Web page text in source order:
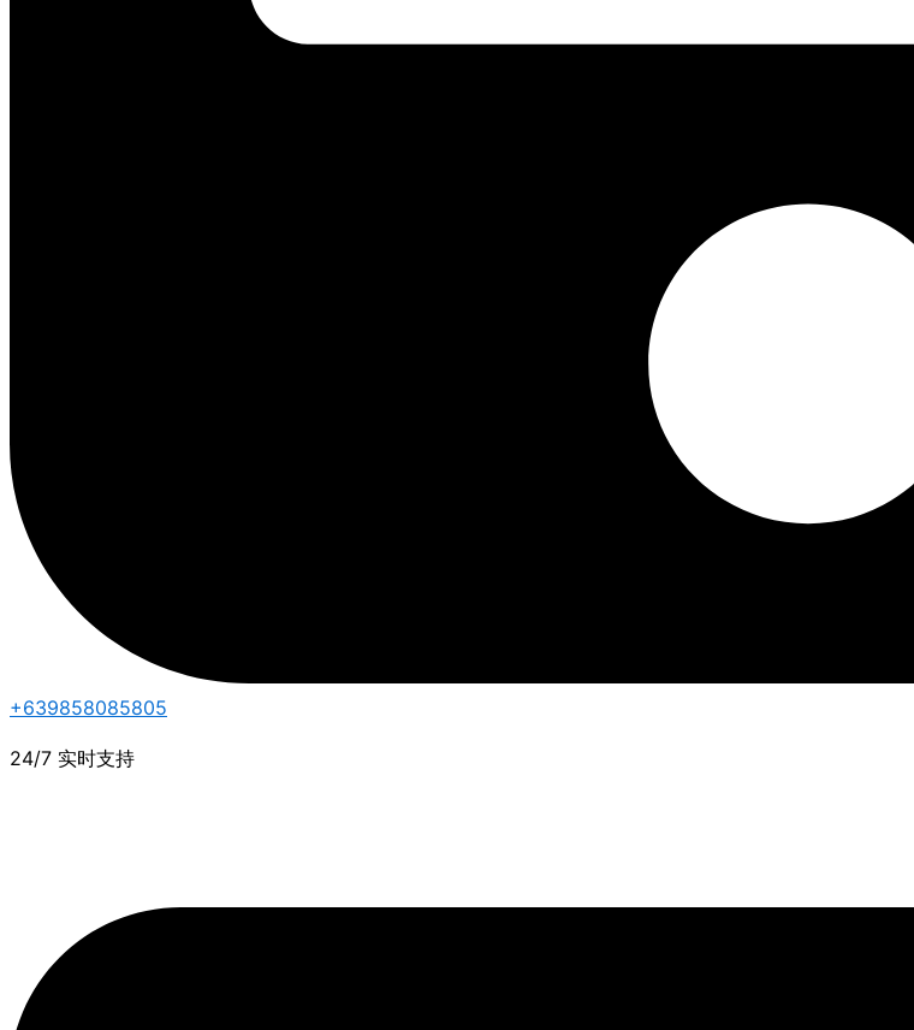
+639858085805
24/7 实时支持